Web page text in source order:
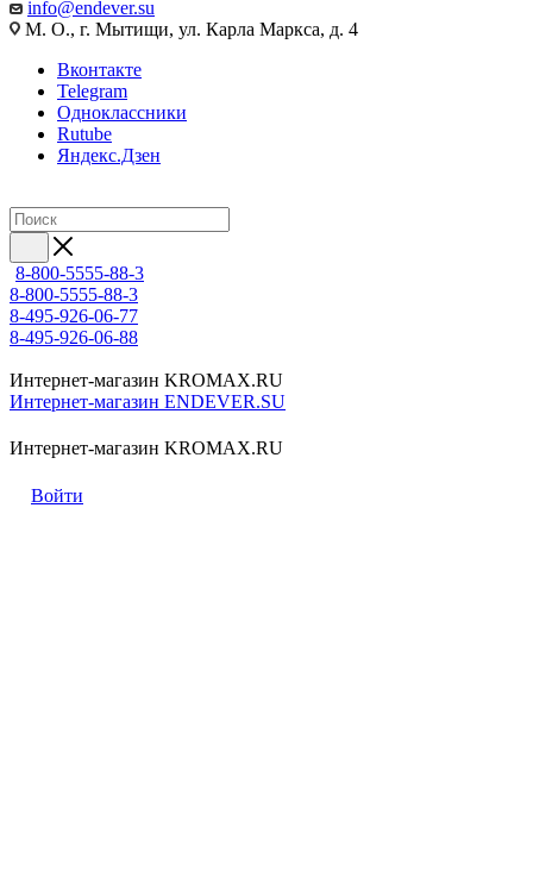
info@endever.su
М. О., г. Мытищи, ул. Карла Маркса, д. 4
Вконтакте
Telegram
Одноклассники
Rutube
Яндекс.Дзен
8-800-5555-88-3
8-800-5555-88-3
8-495-926-06-77
8-495-926-06-88
Интернет-магазин KROMAX.RU
Интернет-магазин ENDEVER.SU
Интернет-магазин KROMAX.RU
Войти